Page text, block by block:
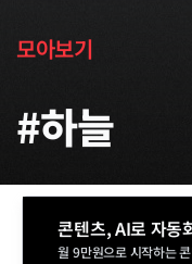
모아보기
#하늘
콘텐츠, AI로 자동
월 9만원으로 시작하는